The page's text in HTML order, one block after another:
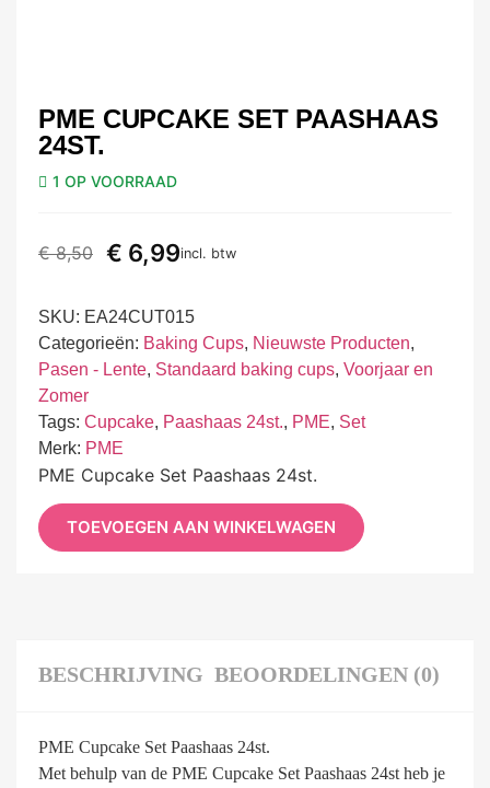
PME CUPCAKE SET PAASHAAS
24ST.
1 OP VOORRAAD
€8,50 € 6,99incl. btw
SKU: EA24CUT015
Categorieën: Baking Cups, Nieuwste Producten,
Pasen - Lente, Standaard baking cups, Voorjaar en
Zomer
Tags: Cupcake, Paashaas 24st., PME, Set
Merk: PME
PME Cupcake Set Paashaas 24st.
TOEVOEGEN AAN WINKELWAGEN
BESCHRIJVING BEOORDELINGEN (0)
PME Cupcake Set Paashaas 24st.
Met behulp van de PME Cupcake Set Paashaas 24st heb je